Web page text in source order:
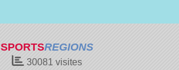
SPORTSREGIONS
30081 visites